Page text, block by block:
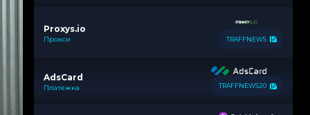
Proxys.io
Прокси TRAFFNEWS
AdsCard
Платежка TRAFFNEWS20